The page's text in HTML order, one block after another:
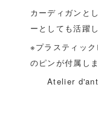
カーディガンと
ーとしても活躍し
※プラスティッ
のピンが付属しま
Atelier